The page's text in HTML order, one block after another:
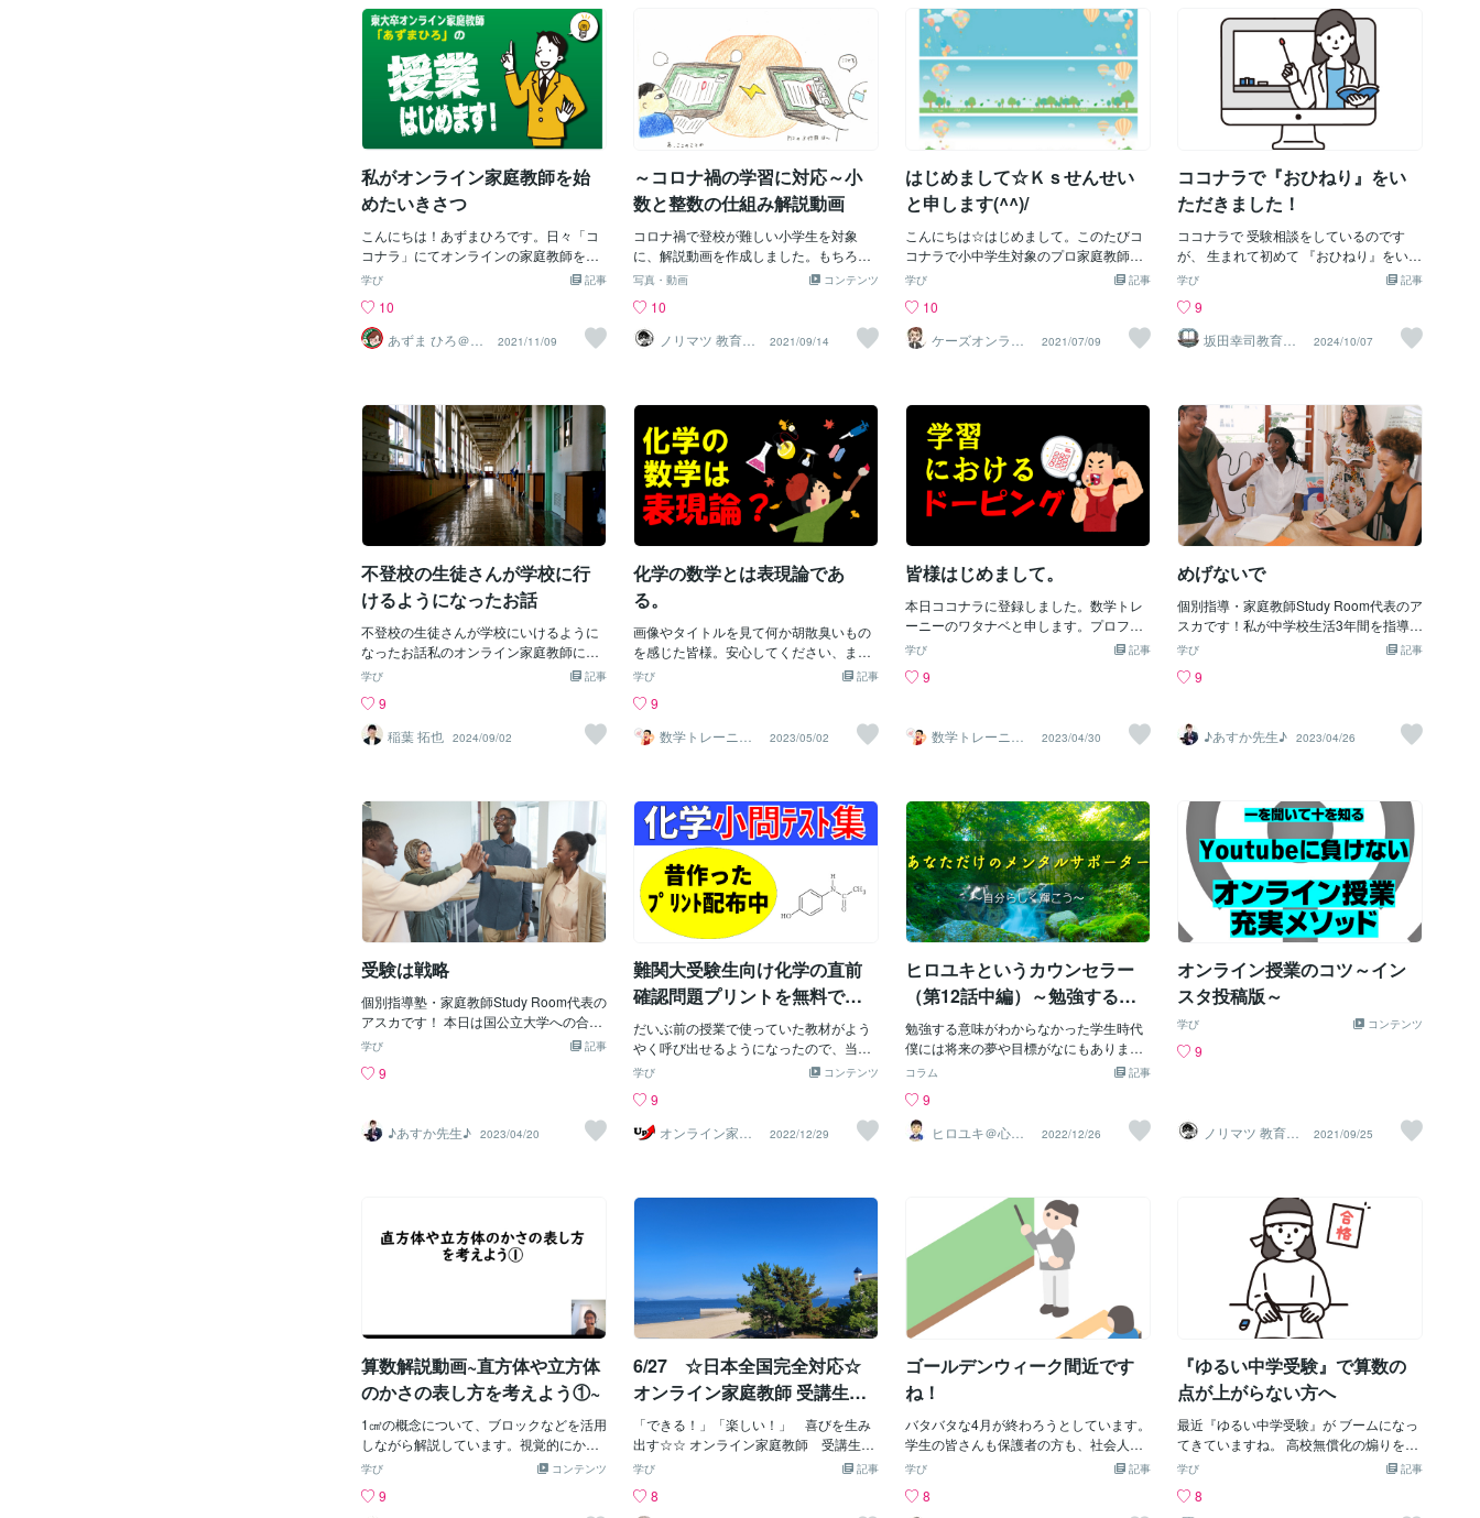
れに合わせてプランを柔軟に変更してい
く必要はあるかと思います。それでも小
学生のうちに英検にチャレンジしてみる
ことは、これから先の英語の学習にきっ
とプラスになるはずです。
と街に出たはいいものの「お店どこにし
よう？」ということで迷った挙句２時間
も歩いたという話を参考にして秘書問題
(モーテル問題)を題材にしようとも思っ
たのですが、それなりに高度な話題なの
で見送ろうかなと思っています。不特定
多数の購入者の方が「この問題なら興味
深くて楽しそう」と感じるような題材を
選ぶのに、予備知識を必要とするものは
敷居が高くなり嫌煙される気がするんで
すよね。利用者は主に高校生、大学生、
(資格取得などで) 数学に関心のある社会
人の方々になると思うので (もちろん小中
学生も大歓迎です) 、そこに共通する科目
として確率・統計を題材にするのは良い
としてどんな問題を出そうかなという話
でした。
いう時って友達や身内にも相談しづらい
というか「なんて相談したらいいかわか
らない。。」「相談したいけど相談して
バカにされるのも恥ずかしいし」「して
も何も解決しない」そういう風に考えて
しまっていることがほとんどだと思いま
やめてみる。」自暴自棄になりがちな時
って、他人と比べてしまったり自分の過
去の栄光と比べてしまって「こんなに頑
張ってるのになんでうまくいかないんだ
ろう。。。」となってることが多いで
す。頑張ってないなら、結果が出なくて
れば楽になります。そして普段から頑張
れる人は頑張らない日々に焦りを感じ再
び頑張れるから大丈夫です。次にもう一
にアドバイスしてくれます。でもこうい
う時って、その真剣さが逆効果😢「そん
なことわかってるよ」っていうことを言
われて喧嘩になったり。でも絶対溜め込
まないほうが解決は早いです。溜め込む
のは時間の無駄。こんなの早く解決した
ほうがいいに決まっているんです。第三
者が探せないのなら、私が相談にのりま
す☺️ココナラをそんな風に役に立てられ
たらいいな、と思います。悩みは自分
した。いち塾講師だった私が、オンライ
ン家庭教師の会社を設立するまでになり
ました。人生の転機ともいえるのが,この
ココナラオンライン家庭教師です。この
約３年間、数えきれないほどのうれしい
こと、大変だったことがありました。総
じていえば「続けてきてよかった」。そ
う心から思えることは幸せなことだと思
います。現在は常に枠が満員の状況が続
いており、ご新規の方のご相談受付をス
トップしているところですが、枠に余裕
が出て来ましたら私のスケジュール欄に
てお知らせする予定です。時々チェック
していただけますと大変ありがたいで
しっかり走り切ります！！！！！今後と
もどうぞよろしくお願いいたします。
うちに教室がお休みになったため、集ま
った生徒の半数はほぼ顔を合わせること
なく退会。それでも国からいただいた補
助金などを利用して、何とか教室を再開
は出来たものの生徒が集まらず。。。
「このままでは家族も養えない」そこで
少しずつ流行りだしていたオンライン教
室に挑戦してみようと、家族を連れて田
舎の実家に戻りオンライン教室を開始。
開始当初の生徒は7名。そこから色々な方
にお話を聞かせていただいたり、セミナ
ーに参加して生徒集客方法を学んだり。
オンライン教室の情報はまだまだ少ない
ので、試行錯誤の日々ですが、オンライ
ら現在は250名まで増えました。日本国
内だけでなく、海外からもたくさん参加
してくれて、毎日楽しく授業をしていま
教室を勧めたいです。私のようにオンラ
イン教室の事を何も知らずに始めるより
も、少しでも知識があった方が成長速度
も速いと思います。ぜひこの機会にオン
ライン教室を始めてみてくださいね。
私がオンライン家庭教師を始
めたいきさつ
こんにちは！あずまひろです。日々「コ
コナラ」にてオンラインの家庭教師をし
ています。今日は「なぜ私がオンライン
いてお話ししたいと思います。まずは私
の略歴を読んでいただきましょう。東京
都出身。公立小学校に通いながら、３年
進学。その後、東京大学理科一類に現役
で合格。東京大学大学院まで進学。在学
中に家庭教師のアルバイトで教える喜び
に目覚め、卒業後はプロ家庭教師として
２０年以上活躍。主に医学部や工学部志
望の大学受験生に指導を行い、国立大・
私立大へ多数の生徒を輩出。担当科目は
理系科目（数学・物理・化学）であり、
自分が高校生の時に習得に苦労したこと
から、わからない生徒に寄り添う指導が
得意。某大学入試問題（数学・物理・化
学）の作成などにも携わる。…と、ここ
まで書いてきて、オンラインのオの字も
出てきていませんよね？そう、私がオン
す。…というのも。数年前まで、バリバ
リに「対面」の家庭教師として活躍して
いました。当時、担当していた生徒は１
Ⅲや物理を学校で習っていないのでゼロ
から頑張っている生徒さん、学校の授業
についていけず不安で仕方がない生徒さ
ん。一人一人に精一杯授業させていただ
きました。いろいろな教育者の方が異口
同音に言われることですが、どの生徒さ
んも「わかった！理解できた！」という
ときには本当にいい笑顔をします。その
笑顔を見ると疲れも吹き飛びます。たく
記事
学び
10
あずま ひろ＠家
庭教師＆動画ク
2021/11/09
～コロナ禍の学習に対応～小
数と整数の仕組み解説動画
コロナ禍で登校が難しい小学生を対象
に、解説動画を作成しました。もちろ
ん、通常登校が可能な小学生にとっても
④まであります。順次アップしていきま
す。4年生以下は予習、5年生以上は復習
として活用できます。お子様のオンライ
コンテンツ
写真・動画
10
ノリマツ 教育コ
ンサルタント
2021/09/14
はじめまして☆Ｋｓせんせい
と申します(^^)/
こんにちは☆はじめまして。このたびコ
コナラで小中学生対象のプロ家庭教師を
出品させていただいたＫｓせんせいと申
て7年が経ちました。コロナ禍になり子供
たちにＺｏｏｍ対応をする中で、普段教
室に来るより生き生きとしている子もい
の発見がありました。そして「近くの通
える範囲の子供たちだけでなく、もっと
遠くの子供たちとも出会えるんだ！」と
思い、ココナラを始めました。私自身子
供がふたりおります。生徒さんの保護者
様同様、日々いろいろなことにぶちあた
り、悩んだりすることもあります。生徒
さんひとりひとりに目を向けるのはもち
ろんの事、保護者様にも寄り添えるよ
らのブログでは告知や宣伝だけでなく、
普段子供たちと接する中で私が感じたこ
となどを書いていきたいと思っていま
す。どうぞよろしくお願いいたします。
記事
学び
10
ケーズオンライ
ンスクール
2021/07/09
ココナラで『おひねり』をい
ただきました！
ココナラで 受験相談をしているのです
が、 生まれて初めて 『おひねり』をいた
だきました！ 自分のやったことがお役に
合格体験記や Googleの口コミと同様、
すごく励みになりますね。 今までサボっ
ていたブログを再開したのは 下半身付随
ませてくれる。 辛いはずなのに 辛さを見
せずに元気に生きている。 おかげさまで
家庭教師の授業も休日が無くなるほど入
りきらないくらい入り、『現状に満足し
てしまっている自分がいる』 ことに気が
付かせてくれました。 フェレットの茶子
も 生徒たちも頑張っているのだから、 自
分も無欲で何かやろう！と思い ブログを
再開しました。 ブログを再開したこと
た。 受験ブログの凄い方にも知り会えま
した。 もともと 『人生においては勉強が
全てではない』 と思っていたので、 いろ
いろな分野の凄い方にも 出会うことがで
すごいプレッシャーを感じているのに も
のすごい苦労をされているのに そんなこ
れました。 綺麗ごとに聞こえてしまうと
思いますが、 『一人でも多くの子が 幸せ
な人生を歩んでほしい』 ただそのお手伝
いを少しだけしたいと思っています。勉
強以外のところでは 子供を強制的に動か
そうと思いません。 (冗談まじりに『勉強
しろ〜！！！』とは言います笑)目標を達
成した時に 『こんなに
記事
学び
9
坂田幸司教育研
究所
2024/10/07
不登校の生徒さんが学校に行
けるようになったお話
不登校の生徒さんが学校にいけるように
なったお話私のオンライン家庭教師に
は、不登校の生徒さんが多くいらっしゃ
とって家で授業が受けられるのは大きな
メリットですよね（自画自賛）私の授業
を受けてくれている中学２年生のMさん
自分に自信を持つことができ始め、学校
に通えるようになってきましたどんな過
程で学校へ行けるようになったか？そん
なお話を彼女から聞いてみました！イン
タビュー形式でどうぞ不登校の暗黒時代
稲葉 お願いします！学校を休み始めた
時ってどんな感じだったの？Mさん学校
はなんとなく休み始めたんですけど、そ
の時はほんとひどかったんですよ！本当
寝るって生活でした起きてる間も何かや
っていた訳ではなくて、スマホでアニメ
とか映画とか、ずっとダラダラしてまし
たたまにお姉ちゃんがコンビニ誘ってく
ったんですけど、でもつまらなかったで
す何しても無気力で、なんかすぐイライ
うな」「このまま勉強せずに、みんなと
違うようになっちゃったらどうしよう」
って不安はあったんですでも、だからと
した考えてはいたんですけど、「どうせ
無理だし」って諦めきっちゃってたんで
す心境の変化稲葉 そこからどう変化し
ていったのかな？Mさん勉強を始めてい
って、だんだん自信がついてきたんで
記事
学び
9
稲葉 拓也 2024/09/02
化学の数学とは表現論であ
る。
画像やタイトルを見て何か胡散臭いもの
を感じた皆様。安心してください、まと
もですよ。...それを示すためにまず、化
と、化学とは元素の組み合わせによって
形作られる物質の性質 (沸点、融点、分子
軌道 等) やその組み合わさるプロセス (化
れはいわゆるミクロの世界の話になるの
で量子力学が支配する空間での出来事を
考えていることになります。 (シュレーデ
ィンガー方程式とかのあれです。)つま
り、物質を構成する粒子一つひとつを考
慮したシュレーディンガー方程式を解け
ば万事解決！ となりそうですがこれはま
ご存知でしょうか？(これを題材にした小
説もありますね。)詳細は省きますがこの
問題に関連して、考える物体が多いとそ
れらの運動を正確に予測することが出来
ないという結果がアンリ・ポアンカレに
よって知られています。通常の (マクロ
ら、ミクロな世界ではなおさら解けない
問題なのです。ここで唐突ですがP.W.ア
ンダーソンの言葉を引用しましょう。“M
って変化していく。つまり相互作用の多
い。少し脱線しますが、人間も似たとこ
ろがあります。一人でいる時、二人でい
る時、さらに大人数でいる時で立ち振る
舞い方は変化しますよね。(吉本隆明のい
う所の共同幻想というやつです。)...とい
記事
学び
9
数学トレーニ
ー・ワタナベ
2023/05/02
皆様はじめまして。
本日ココナラに登録しました。数学トレ
ーニーのワタナベと申します。プロフィ
ール等まっさらな状態でブログを書くの
しければお付き合いください...早速、ト
いるかについてですが、私は物語のある
問題こそが強力なドーピングとして機能
のようなお話を期待されていた方には申
し訳ないです...）～この考えに至るまで
の道筋～かなり昔に化学グランプリとい
う大会に出場したことがあり、そこで出
題される問題がまさに物語のある問題で
した。（問題へのリンクはココナラの規
約的に微妙なので張りませんが、調べる
とすぐに出てきます。）化学に関する比
較的高度な概念（ギブズエネルギー等）
を題材にして解説の文章が書かれてお
り、その文章の要所要所で問題が出題さ
れる形式になっています。高校化学の範
囲から解説が始まり、最後にはちょっと
した大学院入試クラスの難易度の話題に
変化していくのです！この出題方法が私
には非常に面白く夢中になって勉強した
ことを覚えています。そして、その面白
さのミソになっているものこそが物語の
の無い問題は次のようなものです。「2 +
1 = ?」出題の意図としては自然数の足し
算がきちんと行えるかを確かめるための
問題ということになるでしょう。つま
り、この問題には 算数という世界観、
自然数と足し算というキャラクター が
登場しています。しかし、その世界観や
キャラクターの運動たる物語が欠如して
いるのです。そこ
記事
学び
9
数学トレーニ
ー・ワタナベ
2023/04/30
めげないで
個別指導・家庭教師Study Room代表のア
スカです！私が中学校生活3年間を指導し
た生徒のお話をしたいと思います。 その
も知らずに、同じく通っていた兄弟より
がありました。 本人が志望する高校とい
うのが、偏差値50～60くらいのレベルの
数やランクは当時のボーダーくらいで、
ぎりぎりでした。 集中が長く続くタイプ
ではなく、何度も延長指導をして夜遅く
まで残ること多い子でした。 ただ誰より
も負けず嫌いで、絶対合格したいという
気持ちが人一倍大きかったです。 テスト
の点数が上がりきらず、涙をのんだ姿
も。 友達を紹介して、その子に成績で抜
かされて悔しい思いをした姿も。 漢字指
定の問題をひらがなで書いて、点数を落
として目標点まで届かなかった姿も。 誰
よりも早く来て、誰よりも遅く帰って頑
張っていた姿をみてきました。 入試の結
果は同じ志望校を目指す子たちの中でも
分析と対策を話し合って目標に向けて走
りぬくことができたのは、本人の負けん
て、弱気になってしまうことも逃げたく
なる気持ちもわいてくると思います。け
ど、逃げないで自分を信じてください。
自分のことを100％理解してあげられる
のは自分だけ。逃げそうになったときこ
そ自分をほめてあげてください。はげま
してあげてください。まだまだやれると
思えるなら可能性はついえてい
記事
学び
9
♪あすか先生♪ 2023/04/26
受験は戦略
個別指導塾・家庭教師Study Room代表の
アスカです！ 本日は国公立大学への合格
を果たしたHさんについて書きたいと思
年生の春でした。英語の成績が伸び悩
専門学校に進めれば良いという感じでし
た。入塾当初の成績はコミュ英，英表と
文の内容を押さえることが重要なので，
本文中に使われている文法事項，単語，
間テストでは50点台を取ることができま
した。しかし，まだまだ勉強に対して前
向きな気持ちになることができず，彼女
自身も，私自身も焦りを感じ始めていた
と思います。 そんな彼女が変わり始めた
のが2年生の春先，公立大の地域政策学部
に行きたいと話をしてきました。話を聞
いていると，高校の先生の影響で現代社
会が好きになり，経済に興味を持ったこ
と，よくよく考えてみると将来は公務員
など地域にまつわる仕事をしたく，将来
記事
学び
9
♪あすか先生♪ 2023/04/20
難関大受験生向け化学の直前
確認問題プリントを無料で配
布します
だいぶ前の授業で使っていた教材がよう
やく呼び出せるようになったので、当時
の教材を少しずつ公開していこうと思い
化学の確認用小テストです。なお、「化
学の新研究」のもありますが、参照元は
初版なのでページ数は最新の改訂版とは
んぶで200問近くありますが、全てのフ
コンテンツ
学び
9
オンライン家庭
教師のUp先生
2022/12/29
ヒロユキというカウンセラー
（第12話中編）～勉強する意
味がわからなかった学生時代
～
勉強する意味がわからなかった学生時代
僕には将来の夢や目標がなにもありませ
んでした。だからこそ同級生で夢をもっ
した。「プロのアーティストになるため
に音大を目指す人」「バスガイド」や
「看護師」「パン屋さん」などとにかく
時代ずっと心の中にあった大きな疑問が
「なぜやりたくもない勉強をしなければ
ならないのか？」という疑問です。何か
夢や目標があって、それを叶えるために
必要な人が勉強に取り組むのは理解でき
ます。 ところが僕のように夢や目標がな
い人が勉強する意味はあるのか？とずっ
と疑問でした。そしてこの疑問が自分の
中で解決されることは僕の学生時代には
ありませんでした。。 もちろん実現可能
でなくてもいいという条件なら「ゲーム
をつくる会社に入りたい」「お笑い芸人
になりたい」「バンドのボーカルになり
たい」など人に話せば「おまえには無理
つことはできましたが、自分でも不可能
記事
コラム
9
ヒロユキ＠心の
ケアナース
2022/12/26
オンライン授業のコツ～イン
スタ投稿版～
コンテンツ
学び
9
ノリマツ 教育コ
ンサルタント
2021/09/25
算数解説動画~直方体や立方体
のかさの表し方を考えよう①~
1㎤の概念について、ブロックなどを活用
しながら解説しています。視覚的にかさ
（体積）の感覚がわかりやすいです。
コンテンツ
学び
9
6/27 ☆日本全国完全対応☆
オンライン家庭教師 受講生募
集中！
「できる！」「楽しい！」 喜びを生み
出す☆☆ オンライン家庭教師 受講生募
集中 ☆☆小学算数 中学数学 高校数
サポートに特化した、オンライン家庭教
記事
学び
8
ゴールデンウィーク間近です
ね！
バタバタな4月が終わろうとしています。
学生の皆さんも保護者の方も、社会人の
方もお元気ですか？？？私もそこそこヘ
ころです。慣れない新しい環境で思った
記事
学び
8
『ゆるい中学受験』で算数の
点が上がらない方へ
最近『ゆるい中学受験』が ブームになっ
てきていますね。 高校無償化の煽りを受
けて、 『高校からタダなら、中学から私
家庭が増えました。 6年生になって 急に
記事
学び
8